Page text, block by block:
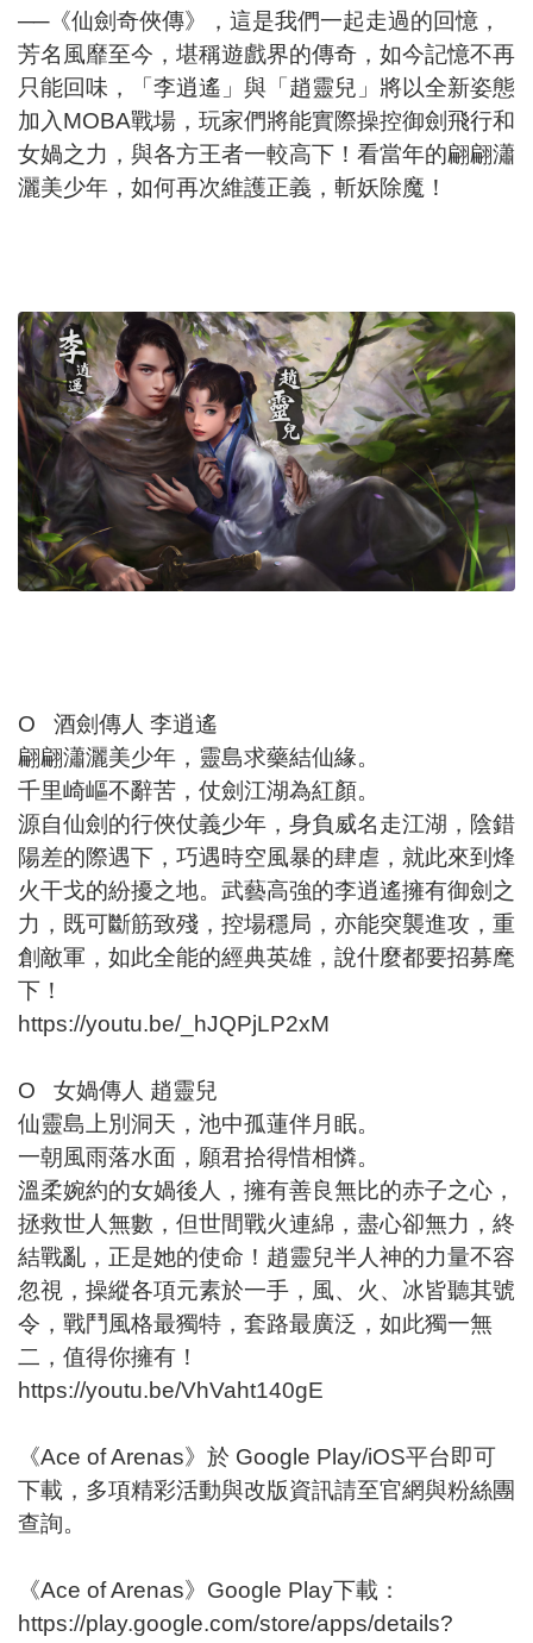
──《仙劍奇俠傳》，這是我們一起走過的回憶，
芳名風靡至今，堪稱遊戲界的傳奇，如今記憶不再
只能回味，「李逍遙」與「趙靈兒」將以全新姿態
加入MOBA戰場，玩家們將能實際操控御劍飛行和
女媧之力，與各方王者一較高下！看當年的翩翩瀟
灑美少年，如何再次維護正義，斬妖除魔！
O 酒劍傳人 李逍遙
翩翩瀟灑美少年，靈島求藥結仙緣。
千里崎嶇不辭苦，仗劍江湖為紅顏。
源自仙劍的行俠仗義少年，身負威名走江湖，陰錯
陽差的際遇下，巧遇時空風暴的肆虐，就此來到烽
火干戈的紛擾之地。武藝高強的李逍遙擁有御劍之
力，既可斷筋致殘，控場穩局，亦能突襲進攻，重
創敵軍，如此全能的經典英雄，說什麼都要招募麾
下！
https://youtu.be/_hJQPjLP2xM
O 女媧傳人 趙靈兒
仙靈島上別洞天，池中孤蓮伴月眠。
一朝風雨落水面，願君拾得惜相憐。
溫柔婉約的女媧後人，擁有善良無比的赤子之心，
拯救世人無數，但世間戰火連綿，盡心卻無力，終
結戰亂，正是她的使命！趙靈兒半人神的力量不容
忽視，操縱各項元素於一手，風、火、冰皆聽其號
令，戰鬥風格最獨特，套路最廣泛，如此獨一無
二，值得你擁有！
https://youtu.be/VhVaht140gE
《Ace of Arenas》於 Google Play/iOS平台即可
下載，多項精彩活動與改版資訊請至官網與粉絲團
查詢。
《Ace of Arenas》Google Play下載：
https://play.google.com/store/apps/details?